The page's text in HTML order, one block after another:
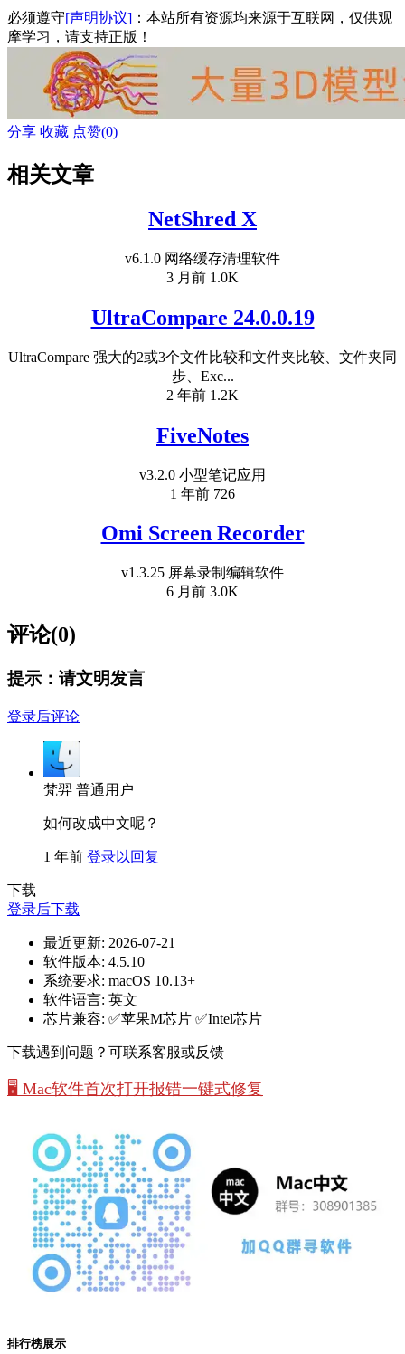
必须遵守[声明协议] ：本站所有资源均来源于互联网，仅供观
摩学习，请支持正版！
分享 收藏 点赞(0)
相关文章
NetShred X
v6.1.0 网络缓存清理软件
3 月前 1.0K
UltraCompare 24.0.0.19
UltraCompare 强大的2或3个文件比较和文件夹比较、文件夹同
步、Exc...
2 年前 1.2K
FiveNotes
v3.2.0 小型笔记应用
1 年前 726
Omi Screen Recorder
v1.3.25 屏幕录制编辑软件
6 月前 3.0K
评论(0)
提示：请文明发言
登录后评论
梵羿 普通用户
如何改成中文呢？
1 年前 登录以回复
下载
登录后下载
最近更新: 2026-07-21
软件版本: 4.5.10
系统要求: macOS 10.13+
软件语言: 英文
芯片兼容: ✅苹果M芯片 ✅Intel芯片
下载遇到问题？可联系客服或反馈
🖥️ Mac软件首次打开报错一键式修复
排行榜展示